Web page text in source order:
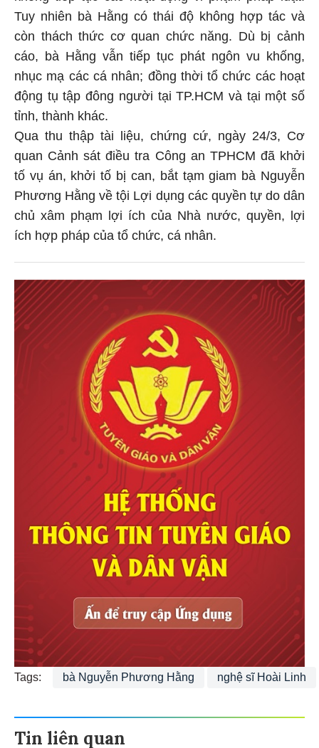
Tuy nhiên bà Hằng có thái độ không hợp tác và
còn thách thức cơ quan chức năng. Dù bị cảnh
cáo, bà Hằng vẫn tiếp tục phát ngôn vu khống,
nhục mạ các cá nhân; đồng thời tổ chức các hoạt
động tụ tập đông người tại TP.HCM và tại một số
tỉnh, thành khác.
Qua thu thập tài liệu, chứng cứ, ngày 24/3, Cơ
quan Cảnh sát điều tra Công an TPHCM đã khởi
tố vụ án, khởi tố bị can, bắt tạm giam bà Nguyễn
Phương Hằng về tội Lợi dụng các quyền tự do dân
chủ xâm phạm lợi ích của Nhà nước, quyền, lợi
ích hợp pháp của tổ chức, cá nhân.
Tags: bà Nguyễn Phương Hằng nghệ sĩ Hoài Linh
Tin liên quan